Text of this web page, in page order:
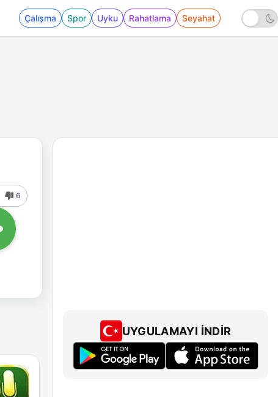
Çalışma Spor Uyku Rahatlama Seyahat
6
UYGULAMAYI İNDIR